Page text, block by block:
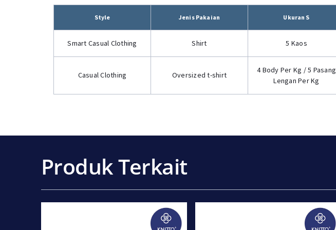
Style Jenis Pakaian Ukuran S
Smart Casual Clothing Shirt 5 Kaos
Casual Clothing Oversized t-shirt
4 Body Per Kg / 5 Pasang
Lengan Per Kg
Produk Terkait